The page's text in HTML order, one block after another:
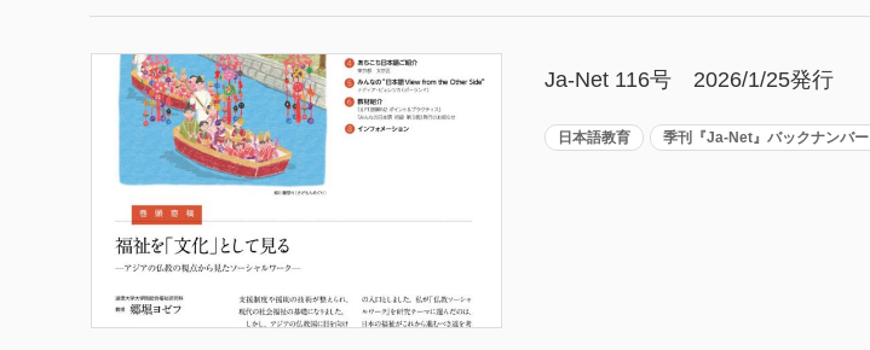
Ja-Net 116号 2026/1/25発行
日本語教育 季刊『Ja-Net』バックナンバー